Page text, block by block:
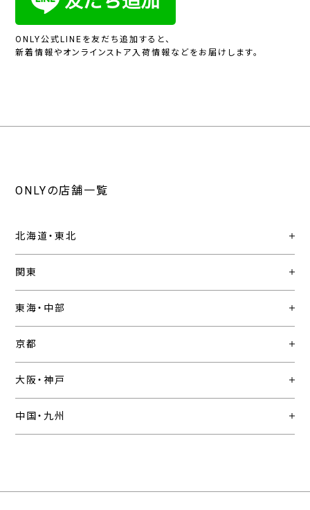
ONLY公式LINEを友だち追加すると、
新着情報やオンラインストア入荷情報などをお届けします。
ONLYの店舗一覧
北海道・東北
関東
東海・中部
京都
大阪・神戸
中国・九州